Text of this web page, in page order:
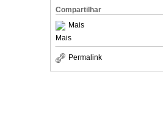
Compartilhar
Mais
Mais
Permalink